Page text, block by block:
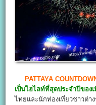
PATTAYA
เป็นไฮไลท์ที่สุดประจำปีของ
ไทยและนักท่องเที่ยวชาวต่า